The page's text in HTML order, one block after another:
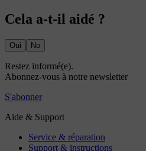
Cela a-t-il aidé ?
Oui No